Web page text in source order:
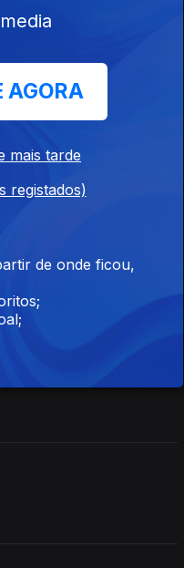
AGORA
mais tarde
registados)
de onde ficou,